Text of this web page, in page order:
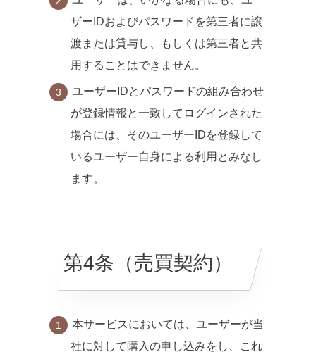
ザーIDおよびパスワードを第三者に譲
渡または貸与し、もしくは第三者と共
用することはできません。
ユーザーIDとパスワードの組み合わせ
が登録情報と一致してログインされた
場合には、そのユーザーIDを登録して
いるユーザー自身による利用とみなし
ます。
第4条（売買契約）
本サービスにおいては、ユーザーが当
社に対して購入の申し込みをし、これ